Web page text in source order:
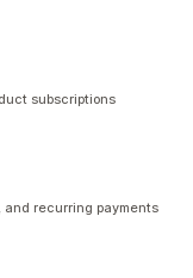
subscriptions
and recurring payments